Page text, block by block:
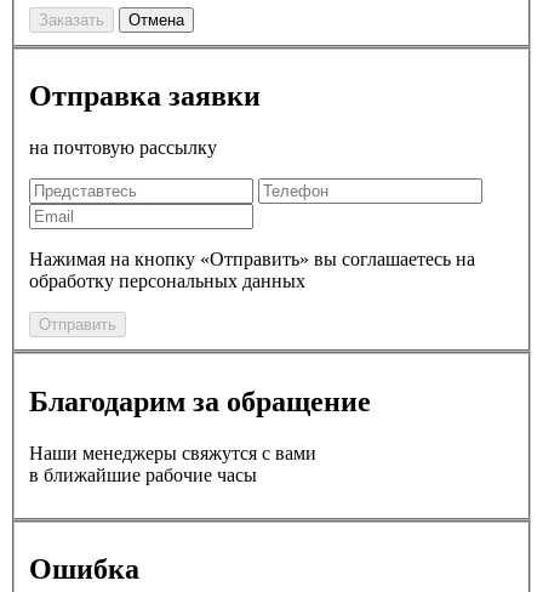
Заказать Отмена
Отправка заявки
на почтовую рассылку
Нажимая на кнопку «Отправить» вы соглашаетесь на
обработку персональных данных
Отправить
Благодарим за обращение
Наши менеджеры свяжутся с вами
в ближайшие рабочие часы
Ошибка